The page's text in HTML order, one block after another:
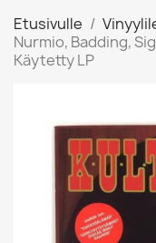
Etusivulle
Nurmio, Badding,
Käytetty LP